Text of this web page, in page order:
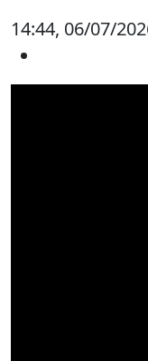
14:44, 06/07/